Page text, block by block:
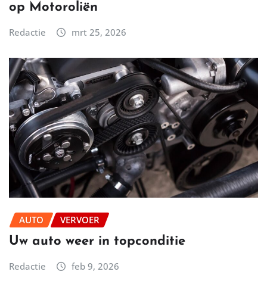
op Motoroliën
Redactie mrt 25, 2026
AUTO VERVOER
Uw auto weer in topconditie
Redactie feb 9, 2026